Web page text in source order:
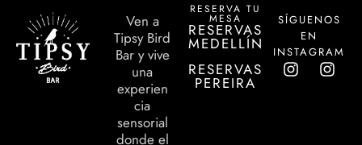
Ven a
Tipsy Bird
Bar y vive
una
experien
cia
sensorial
donde el
RESERVA TU
MESA
RESERVAS
MEDELLÍN
RESERVAS
PEREIRA
SÍGUENOS
EN
INSTAGRAM